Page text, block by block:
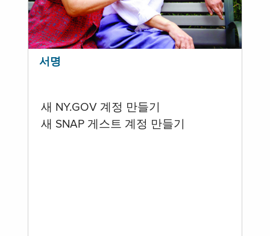
서명
새 NY.GOV 계정 만들기
새 SNAP 게스트 계정 만들기